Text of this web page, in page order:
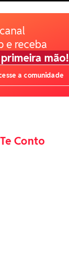
e receba
mão!
a comunidade
Conto